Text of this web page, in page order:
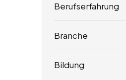
Berufserfahrung
Branche
Bildung